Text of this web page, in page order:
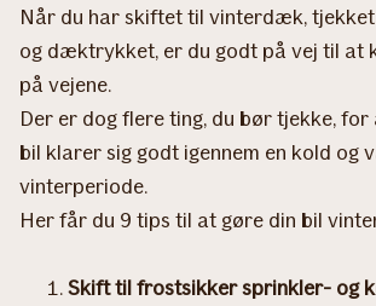
Når du har skiftet til vinterdæk,
og dæktrykket, er du godt på vej til at
på vejene.
Der er dog flere ting, du bør tjekke,
bil klarer sig godt igennem en kold og
vinterperiode.
Her får du 9 tips til at gøre din bil
Skift til frostsikker sprinkler- og